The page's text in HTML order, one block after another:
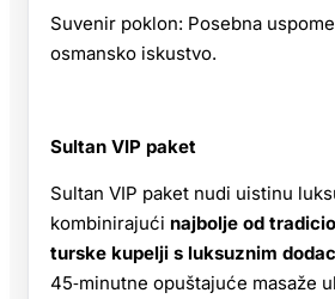
Suvenir poklon: Posebna
osmansko iskustvo.
Sultan VIP paket
Sultan VIP paket nudi uistinu
kombinirajući najbolje od
turske kupelji s luksuznim
45‑minutne opuštajuće masaže